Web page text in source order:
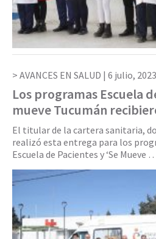
AVANCES EN SALUD | 6 julio, 2023
Los programas Escuela
mueve Tucumán
El titular de la cartera sanitaria,
realizó esta entrega para los
Escuela de Pacientes y ‘Se Mueve